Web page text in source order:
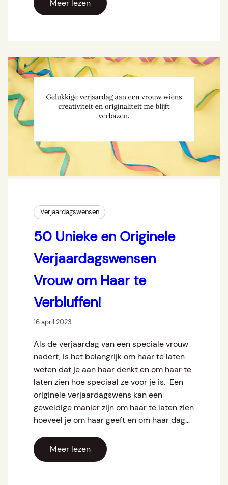
Meer lezen
Verjaardagswensen
50 Unieke en Originele
Verjaardagswensen
Vrouw om Haar te
Verbluffen!
16 april 2023
Als de verjaardag van een speciale vrouw
nadert, is het belangrijk om haar te laten
weten dat je aan haar denkt en om haar te
laten zien hoe speciaal ze voor je is. Een
originele verjaardagswens kan een
geweldige manier zijn om haar te laten zien
hoeveel je om haar geeft en om haar dag…
Meer lezen